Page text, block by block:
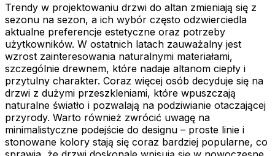
Trendy w projektowaniu drzwi do altan zmieniają się z
sezonu na sezon, a ich wybór często odzwierciedla
aktualne preferencje estetyczne oraz potrzeby
użytkowników. W ostatnich latach zauważalny jest
wzrost zainteresowania naturalnymi materiałami,
szczególnie drewnem, które nadaje altanom ciepły i
przytulny charakter. Coraz więcej osób decyduje się na
drzwi z dużymi przeszkleniami, które wpuszczają
naturalne światło i pozwalają na podziwianie otaczającej
przyrody. Warto również zwrócić uwagę na
minimalistyczne podejście do designu – proste linie i
stonowane kolory stają się coraz bardziej popularne, co